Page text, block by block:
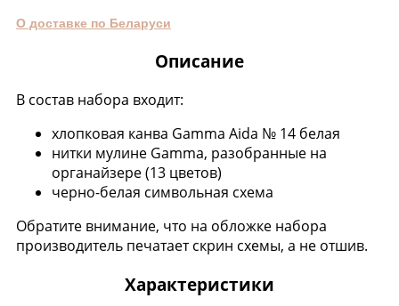
О доставке по Беларуси
Описание
В состав набора входит:
хлопковая канва Gamma Aida № 14 белая
нитки мулине Gamma, разобранные на
органайзере (13 цветов)
черно-белая символьная схема
Обратите внимание, что на обложке набора
производитель печатает скрин схемы, а не отшив.
Характеристики